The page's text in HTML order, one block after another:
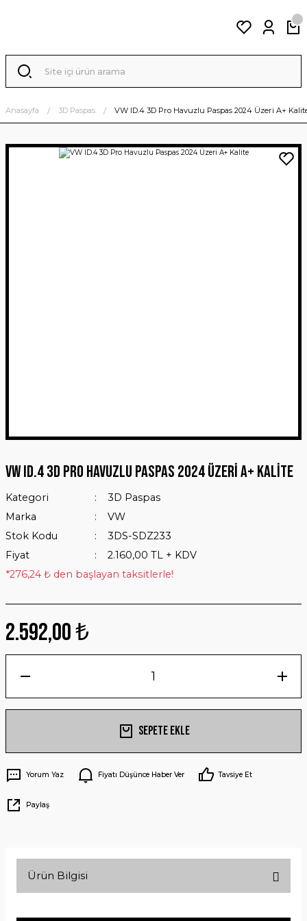
Anasayfa 3D Paspas VW ID.4 3D Pro Havuzlu Paspas 2024 Üzeri A+
VW ID.4 3D Pro Havuzlu Paspas 2024 Üzeri A+ Kalite
Kategori
3D Paspas
Marka
VW
Stok Kodu
3DS-SDZ233
Fiyat
2.160,00 TL + KDV
*276,24 ₺ den başlayan taksitlerle!
2.592,00 ₺
Sepete Ekle
Yorum Yaz Fiyatı Düşünce Haber Ver Tavsiye Et
Paylaş
Ürün Bilgisi